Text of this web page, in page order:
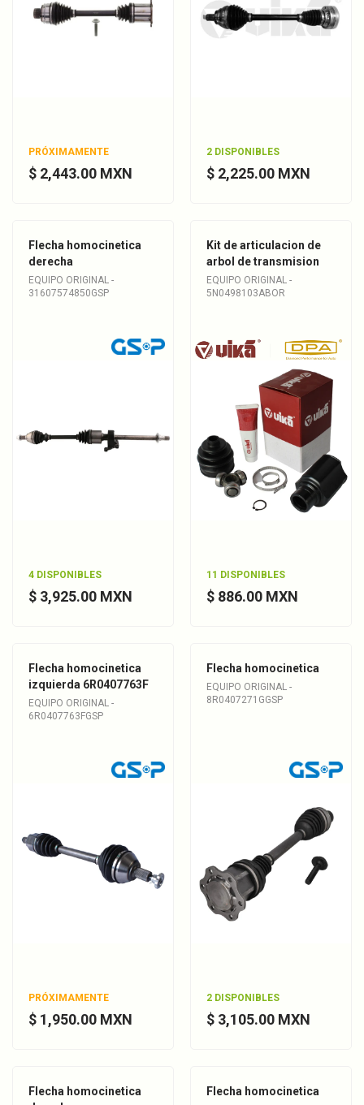
PRÓXIMAMENTE
$ 2,443.00 MXN
2 DISPONIBLES
$ 2,225.00 MXN
Flecha homocinetica
derecha
EQUIPO ORIGINAL -
31607574850GSP
4 DISPONIBLES
$ 3,925.00 MXN
Kit de articulacion de
arbol de transmision
EQUIPO ORIGINAL -
5N0498103ABOR
11 DISPONIBLES
$ 886.00 MXN
Flecha homocinetica
izquierda 6R0407763F
EQUIPO ORIGINAL -
6R0407763FGSP
PRÓXIMAMENTE
$ 1,950.00 MXN
Flecha homocinetica
EQUIPO ORIGINAL -
8R0407271GGSP
2 DISPONIBLES
$ 3,105.00 MXN
Flecha homocinetica
Flecha homocinetica